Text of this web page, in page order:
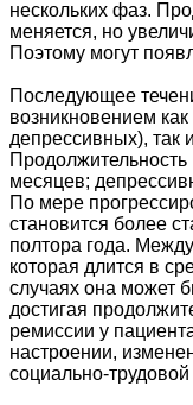
нескольких фаз.
меняется, но
Поэтому могут
Последующее
возникновением
депрессивных), так
месяцев;
По мере
становится более
полтора года.
которая длится в
случаях она может
достигая
ремиссии у
настроении,
социально-